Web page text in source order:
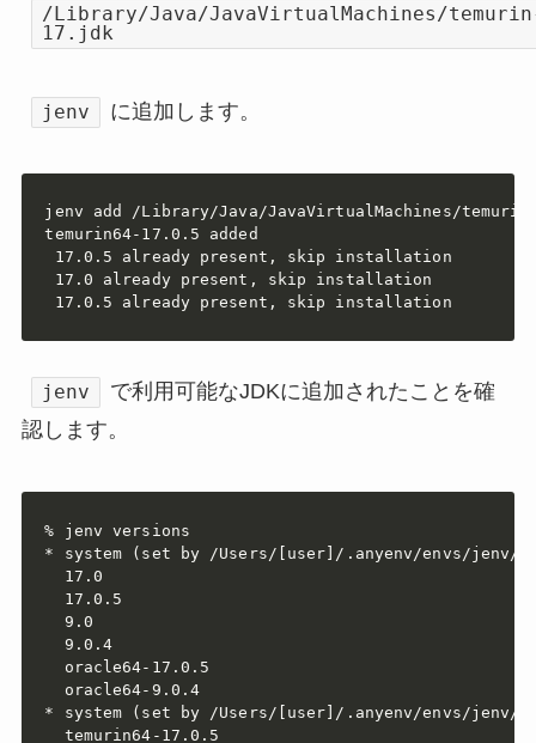
/Library/Java/JavaVirtualMachines/
17.jdk
jenv に追加します。
jenv add /Library/Java/JavaVirtualMachines/temurin-
temurin64-17.0.5 added
17.0.5 already present, skip installation
17.0 already present, skip installation
17.0.5 already present, skip installation
jenv
で利用可能なJDKに追加されたことを確
認します。
% jenv versions
* system (set by /Users/[user]/.anyenv/envs/jenv/
  17.0
  17.0.5
  9.0
  9.0.4
  oracle64-17.0.5
  oracle64-9.0.4
* system (set by /Users/[user]/.anyenv/envs/jenv/
  temurin64-17.0.5